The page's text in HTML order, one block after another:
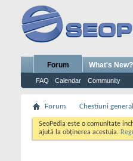
Forum
FAQ Calendar Community
What's New?
Forum Chestiuni
SeoPedia este o comunitate
ajută la obținerea acestuia.